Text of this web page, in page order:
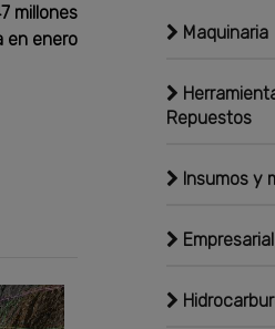
millones
en enero
Maquinaria
Repuestos
Insumos y
Empresarial